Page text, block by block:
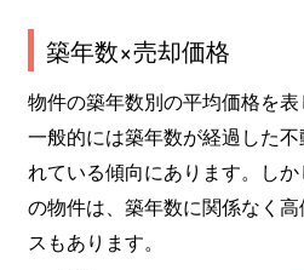
築年数×売却価格
物件の築年数別の平均価格を表
一般的には築年数が経過した
れている傾向にあります。し
の物件は、築年数に関係なく
スもあります。